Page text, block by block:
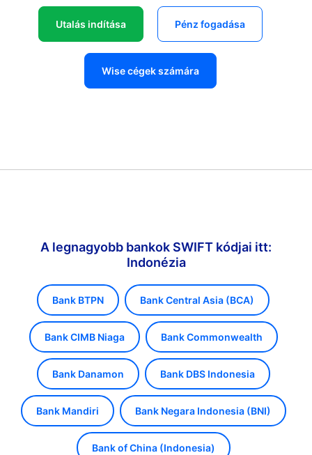
Utalás indítása Pénz fogadása
Wise cégek számára
A legnagyobb bankok SWIFT kódjai itt:
Indonézia
Bank BTPN Bank Central Asia (BCA)
Bank CIMB Niaga Bank Commonwealth
Bank Danamon Bank DBS Indonesia
Bank Mandiri Bank Negara Indonesia (BNI)
Bank of China (Indonesia)